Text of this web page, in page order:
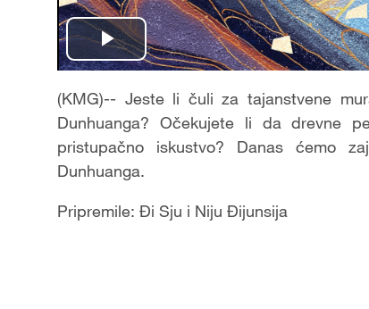
Play
Video
(KMG)-- Jeste li čuli za tajanstvene
Dunhuanga? Očekujete li da drevne
pristupačno iskustvo? Danas ćemo
Dunhuanga.
Pripremile: Đi Sju i Niju Đijunsija